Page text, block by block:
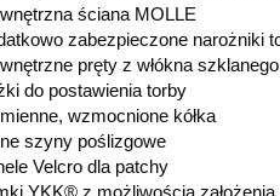
ściana MOLLE
zabezpieczone narożniki
pręty z włókna
do postawienia torby
wzmocnione kółka
szyny poślizgowe
Velcro dla patchy
YKK® z możliwością założenia